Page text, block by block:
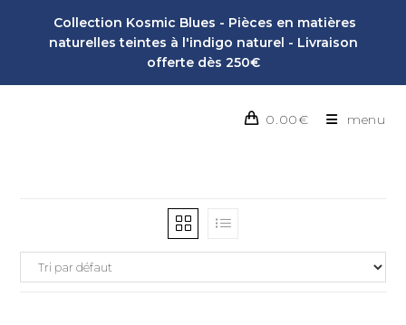
Collection Kosmic Blues - Pièces en matières
naturelles teintes à l'indigo naturel - Livraison
offerte dès 250€
0.00€ menu